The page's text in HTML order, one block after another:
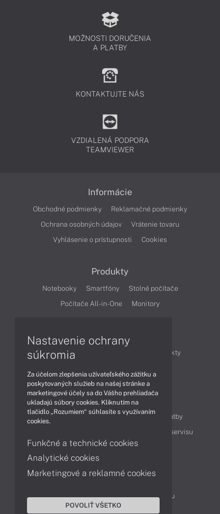
MOŽNOSTI DORUČENIA
A PLATBY
KONTAKTUJTE NÁS
VZDIALENÁ PODPORA
TEAMVIEWER
Informácie
Obchodné podmienky
Reklamačné podmienky
Ochrana osobných údajov
Vrátenie tovaru
Vyhlásenie o prístupnosti
Cookies
Produkty
Notebooky Smartfóny
Stolné počítače
Počítače All-in-One
Monitory
Články
Obchodné informácie
Produkty
Obsah
Ako nakupovať
Možnosti doručenia a platby
Cenník servisu
Kontakty
Servisné oddelenie
Reklamácia tovaru
Nastavenie ochrany
súkromia
Za účelom zlepšenia užívateľského zážitku a
poskytovaných služieb na našej stránke a
marketingové účely sa do Vášho prehliadača
ukladajú súbory cookies. Kliknutím na
tlačidlo „Rozumiem“ súhlasíte s využívaním
cookies.
Funkčné a technické cookies
Analytické cookies
Marketingové a reklamné cookies
POVOLIŤ VŠETKO